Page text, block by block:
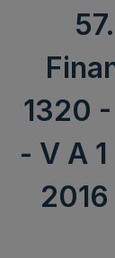
1320
- V A
2016